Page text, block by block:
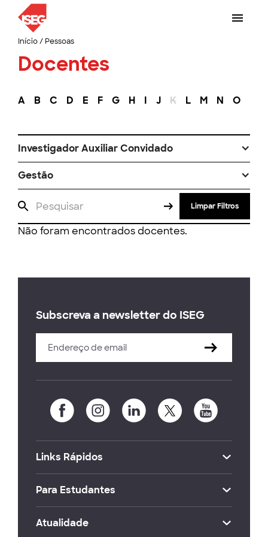
Início/ Pessoas
Docentes
A B C D E F G H I J K L M N O
Investigador Auxiliar Convidado
Gestão
Limpar Filtros
Não foram encontrados docentes.
Subscreva a newsletter do ISEG
Links Rápidos
Para Estudantes
Atualidade